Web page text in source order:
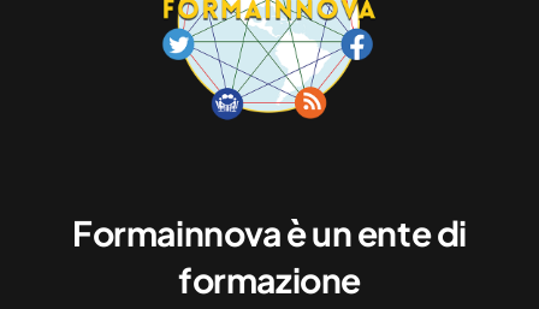
Formainnova è un ente di
formazione